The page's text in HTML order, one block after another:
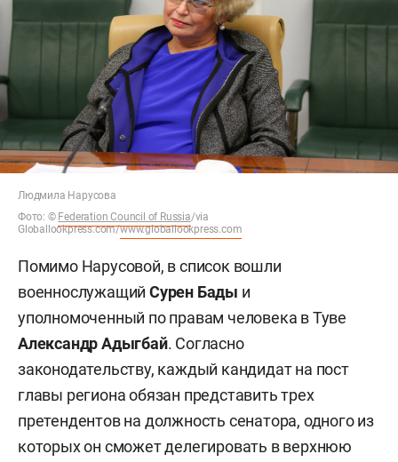
Людмила Нарусова
Фото: © Federation Council of Russia/via
Globallookpress.com/www.globallookpress.com
Помимо Нарусовой, в список вошли
военнослужащийСурен Бады и
уполномоченный по правам человека в Туве
Александр Адыгбай. Согласно
законодательству, каждый кандидат на пост
главы региона обязан представить трех
претендентов на должность сенатора, одного из
которых он сможет делегировать в верхнюю